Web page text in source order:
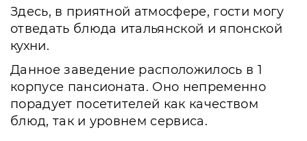
Здесь, в приятной атмосфере, гости могу
отведать блюда итальянской и японской
кухни.
Данное заведение расположилось в 1
корпусе пансионата. Оно непременно
порадует посетителей как качеством
блюд, так и уровнем сервиса.